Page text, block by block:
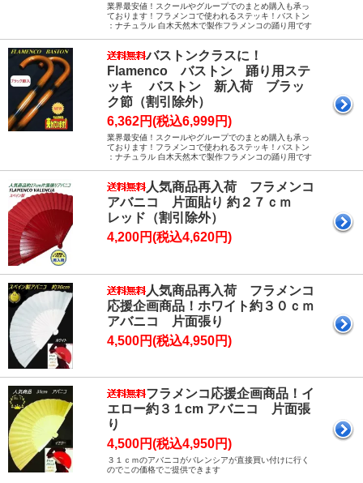
業界最安値！スクールやグループでのまとめ購入も承っ
ております！フラメンコで使われるステッキ！バストン
：ナチュラル 白木天然木で製作フラメンコの踊り用です
バストンクラスに！
Flamenco バストン 踊り用ステ
ッキ バストン 新入荷 ブラッ
ク節（割引除外）
6,362円(税込6,999円)
業界最安値！スクールやグループでのまとめ購入も承っ
ております！フラメンコで使われるステッキ！バストン
：ナチュラル 白木天然木で製作フラメンコの踊り用です
人気商品再入荷 フラメンコ
アバニコ 片面貼り 約２７ｃｍ
レッド（割引除外）
4,200円(税込4,620円)
人気商品再入荷 フラメンコ
応援企画商品！ホワイト約３０ｃｍ
アバニコ 片面張り
4,500円(税込4,950円)
フラメンコ応援企画商品！イ
エロー約３１cm アバニコ 片面張
り
4,500円(税込4,950円)
３１ｃｍのアバニコがバレンシアが直接買い付けに行く
のでこの価格でご提供できます